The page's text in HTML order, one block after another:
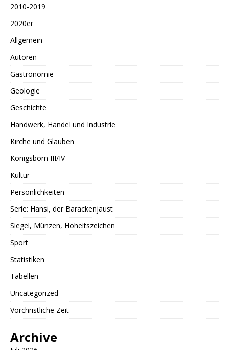
2010-2019
2020er
Allgemein
Autoren
Gastronomie
Geologie
Geschichte
Handwerk, Handel und Industrie
Kirche und Glauben
Königsborn III/IV
Kultur
Persönlichkeiten
Serie: Hansi, der Barackenjaust
Siegel, Münzen, Hoheitszeichen
Sport
Statistiken
Tabellen
Uncategorized
Vorchristliche Zeit
Archive